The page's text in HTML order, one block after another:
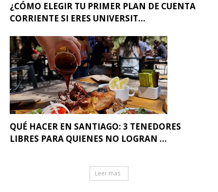
¿CÓMO ELEGIR TU PRIMER PLAN DE CUENTA
CORRIENTE SI ERES UNIVERSIT...
QUÉ HACER EN SANTIAGO: 3 TENEDORES
LIBRES PARA QUIENES NO LOGRAN ...
Leer mas